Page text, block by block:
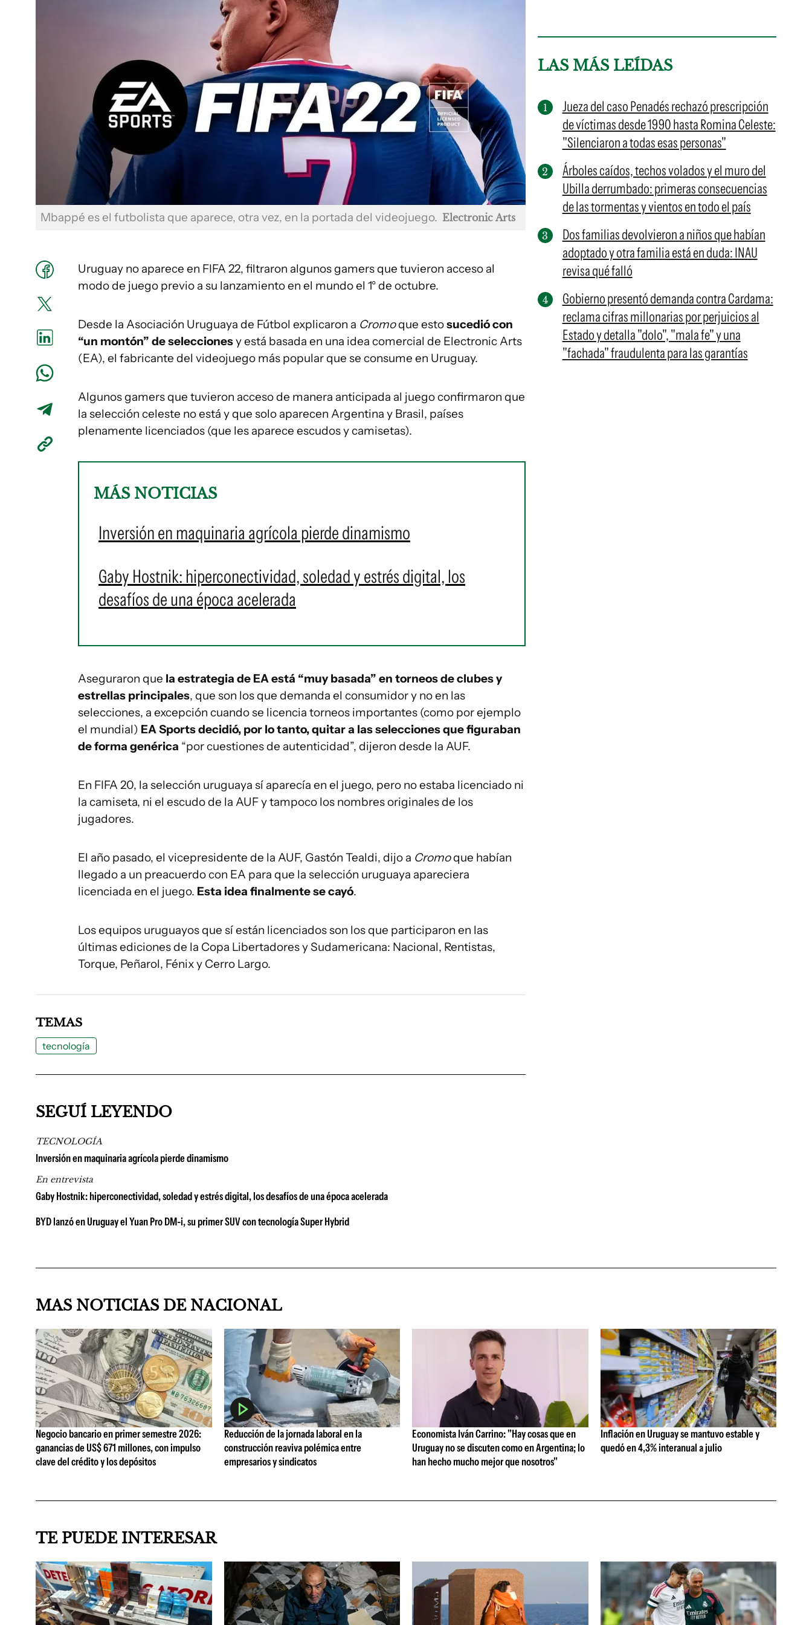
Mbappé es el futbolista que aparece, otra vez, en la portada del videojuego. Electronic Arts
Uruguay no aparece en FIFA 22, filtraron algunos gamers que tuvieron acceso al
modo de juego previo a su lanzamiento en el mundo el 1° de octubre.
Desde la Asociación Uruguaya de Fútbol explicaron a Cromoque estosucedió con
“un montón” de seleccionesy está basada en una idea comercial de Electronic Arts
(EA), el fabricante del videojuego más popular que se consume en Uruguay.
Algunos gamers que tuvieron acceso de manera anticipada al juego confirmaron que
la selección celeste no está y que solo aparecen Argentina y Brasil, países
plenamente licenciados (que les aparece escudos y camisetas).
MÁS NOTICIAS
Inversión en maquinaria agrícola pierde dinamismo
Gaby Hostnik: hiperconectividad, soledad y estrés digital, los
desafíos de una época acelerada
Aseguraron que la estrategia de EA está “muy basada” en torneos de clubes y
estrellas principales, que son los que demanda el consumidor y no en las
selecciones, a excepción cuando se licencia torneos importantes (como por ejemplo
el mundial) EA Sports decidió, por lo tanto, quitar a las selecciones que figuraban
de forma genérica “por cuestiones de autenticidad”, dijeron desde la AUF.
En FIFA 20, la selección uruguaya sí aparecía en el juego, pero no estaba licenciado ni
la camiseta, ni el escudo de la AUF y tampoco los nombres originales de los
jugadores.
El año pasado, el vicepresidente de la AUF, Gastón Tealdi, dijo a Cromoque habían
llegado a un preacuerdo con EA para que la selección uruguaya apareciera
licenciada en el juego. Esta idea finalmente se cayó.
Los equipos uruguayos que sí están licenciados son los que participaron en las
últimas ediciones de la Copa Libertadores y Sudamericana: Nacional, Rentistas,
Torque, Peñarol, Fénix y Cerro Largo.
LAS MÁS LEÍDAS
Jueza del caso Penadés rechazó prescripción
de víctimas desde 1990 hasta Romina Celeste:
"Silenciaron a todas esas personas"
Árboles caídos, techos volados y el muro del
Ubilla derrumbado: primeras consecuencias
de las tormentas y vientos en todo el país
Dos familias devolvieron a niños que habían
adoptado y otra familia está en duda: INAU
revisa qué falló
Gobierno presentó demanda contra Cardama:
reclama cifras millonarias por perjuicios al
Estado y detalla "dolo", "mala fe" y una
"fachada" fraudulenta para las garantías
TEMAS
tecnología
SEGUÍ LEYENDO
TECNOLOGÍA
Inversión en maquinaria agrícola pierde dinamismo
En entrevista
Gaby Hostnik: hiperconectividad, soledad y estrés digital, los desafíos de una época acelerada
BYD lanzó en Uruguay el Yuan Pro DM-i, su primer SUV con tecnología Super Hybrid
MAS NOTICIAS DE NACIONAL
Negocio bancario en primer semestre 2026:
ganancias de US$ 671 millones, con impulso
clave del crédito y los depósitos
Reducción de la jornada laboral en la
construcción reaviva polémica entre
empresarios y sindicatos
Economista Iván Carrino: "Hay cosas que en
Uruguay no se discuten como en Argentina; lo
han hecho mucho mejor que nosotros"
Inflación en Uruguay se mantuvo estable y
quedó en 4,3% interanual a julio
TE PUEDE INTERESAR